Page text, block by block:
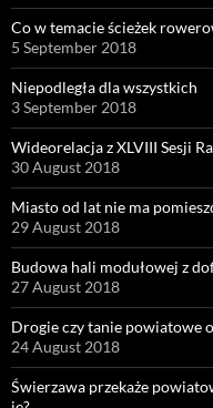
Co w temacie ścieżek
5 September 2018
Niepodległa dla wszystkich
3 September 2018
Wideorelacja z XLVIII Sesji
30 August 2018
Miasto od lat nie ma
29 August 2018
Budowa hali modułowej z
27 August 2018
Drogie czy tanie powiatowe
24 August 2018
Świerzawa przekaże